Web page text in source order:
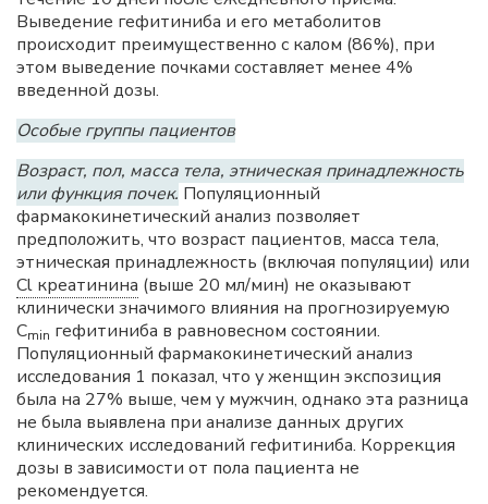
Выведение гефитиниба и его метаболитов
происходит преимущественно с калом (86%), при
этом выведение почками составляет менее 4%
введенной дозы.
Особые группы пациентов
Возраст, пол, масса тела, этническая принадлежность
или функция почек. Популяционный
фармакокинетический анализ позволяет
предположить, что возраст пациентов, масса тела,
этническая принадлежность (включая популяции) или
Cl креатинина (выше 20 мл/мин) не оказывают
клинически значимого влияния на прогнозируемую
Cmin гефитиниба в равновесном состоянии.
Популяционный фармакокинетический анализ
исследования 1 показал, что у женщин экспозиция
была на 27% выше, чем у мужчин, однако эта разница
не была выявлена при анализе данных других
клинических исследований гефитиниба. Коррекция
дозы в зависимости от пола пациента не
рекомендуется.